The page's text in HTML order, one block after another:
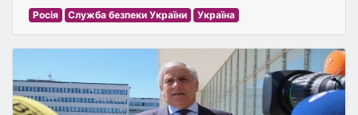
Росія Служба безпеки України Україна